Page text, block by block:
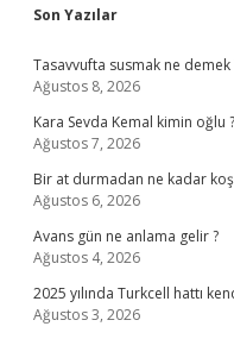
Sidebar
Son Yazılar
Tasavvufta susmak ne demek
Ağustos 8, 2026
Kara Sevda Kemal kimin oğlu ?
Ağustos 7, 2026
Bir at durmadan ne kadar
Ağustos 6, 2026
Avans gün ne anlama gelir ?
Ağustos 4, 2026
2025 yılında Turkcell hattı
Ağustos 3, 2026